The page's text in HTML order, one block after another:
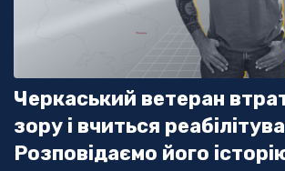
Черкаський ветеран
зору і вчиться
Розповідаємо його